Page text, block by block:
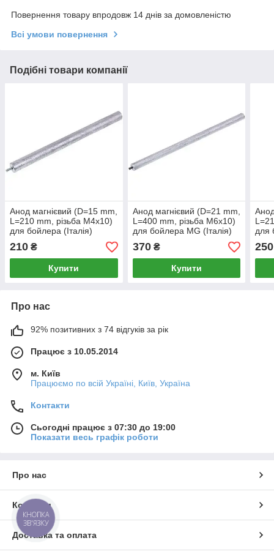
Повернення товару впродовж 14 днів за домовленістю
Всі умови повернення
Подібні товари компанії
Анод магнієвий (D=15 mm,
L=210 mm, різьба M4x10)
для бойлера (Італія)
210 ₴
Купити
Анод магнієвий (D=21 mm,
L=400 mm, різьба M6x10)
для бойлера MG (Італія)
370₴
Купити
для
250
Про нас
92% позитивних з 74 відгуків за рік
Працює з 10.05.2014
м. Київ
Працюємо по всій Україні, Київ, Україна
Контакти
Сьогодні працює з 07:30 до 19:00
Показати весь графік роботи
Про нас
Контакти
Доставка та оплата
КНОПКА
ЗВ'ЯЗКУ